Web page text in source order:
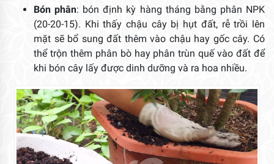
Bón phân: bón định kỳ hàng tháng bằng phân NPK
(20-20-15). Khi thấy chậu cây bị hụt đất, rễ trồi lên
mặt sẽ bổ sung đất thêm vào chậu hay gốc cây. Có
thể trộn thêm phân bò hay phân trùn quế vào đất để
khi bón cây lấy được dinh dưỡng và ra hoa nhiều.